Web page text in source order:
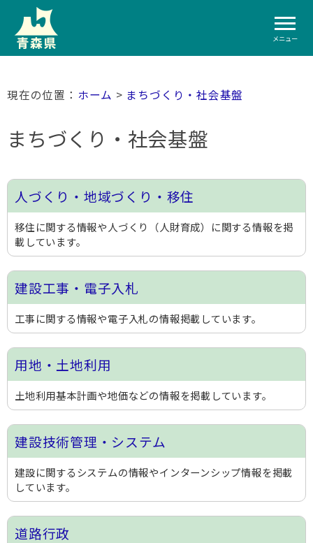
メニュー
ホーム > まちづくり・社会基盤
まちづくり・社会基盤
人づくり・地域づくり・移住
移住に関する情報や人づくり（人財育成）に関する情報を掲
載しています。
建設工事・電子入札
工事に関する情報や電子入札の情報掲載しています。
用地・土地利用
土地利用基本計画や地価などの情報を掲載しています。
建設技術管理・システム
建設に関するシステムの情報やインターンシップ情報を掲載
しています。
道路行政